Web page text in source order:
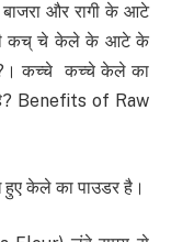
और रागी के आटे
कच् चे केले के आटे के
कच्‍चे कच्‍चे केले का
Benefits of Raw
केले का पाउडर है।